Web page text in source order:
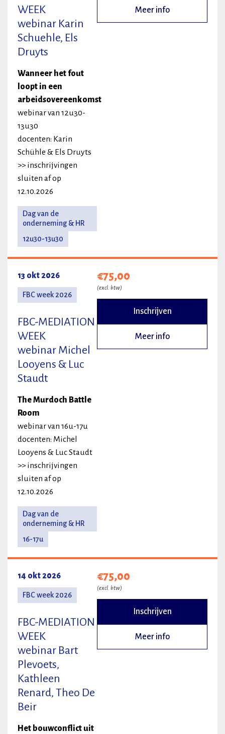
WEEK
webinar Karin
Schuehle, Els
Druyts
Wanneer het fout
loopt in een
arbeidsovereenkomst
webinar van 12u30-
13u30
docenten: Karin
Schühle & Els Druyts
>> inschrijvingen
sluiten af op
12.10.2026
Dag van de
onderneming & HR
12u30-13u30
Meer info
13 okt 2026
FBC week 2026
FBC-MEDIATION
WEEK
webinar Michel
Looyens & Luc
Staudt
The Murdoch Battle
Room
webinar van 16u-17u
docenten: Michel
Looyens & Luc Staudt
>> inschrijvingen
sluiten af op
12.10.2026
Dag van de
onderneming & HR
16-17u
€75,00
(excl. btw)
Inschrijven
Meer info
14 okt 2026
FBC week 2026
FBC-MEDIATION
WEEK
webinar Bart
Plevoets,
Kathleen
Renard, Theo De
Beir
Het bouwconflict uit
€75,00
(excl. btw)
Inschrijven
Meer info